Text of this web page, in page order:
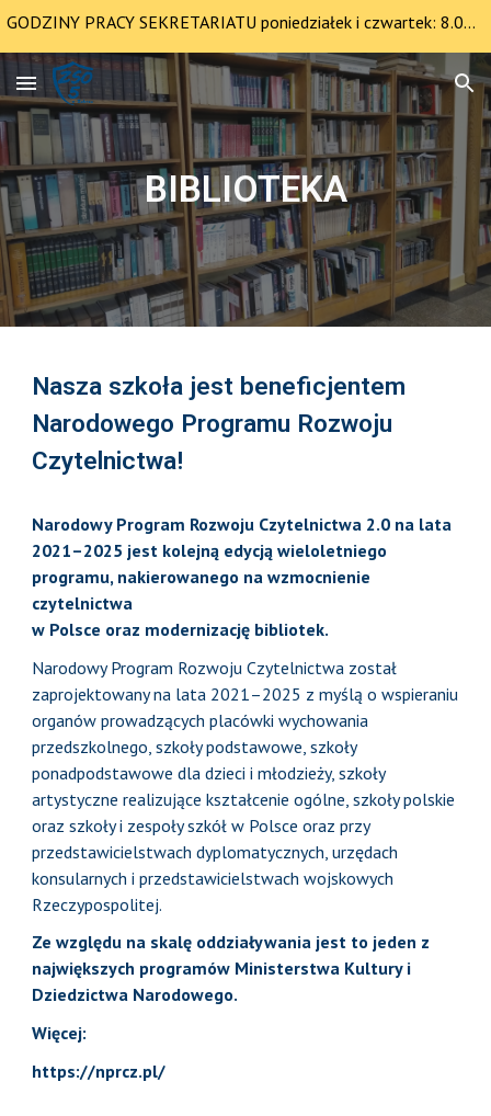
GODZINY PRACY SEKRETARIATU poniedziałek i czwartek: 8.00-12.30 pozostałe dni 8.00-14.00
BIBLIOTEKA
Nasza szkoła jest beneficjentem
Narodowego Programu Rozwoju
Czytelnictwa!
Narodowy Program Rozwoju Czytelnictwa 2.0 na lata
2021–2025 jest kolejną edycją wieloletniego
programu, nakierowanego na wzmocnienie
czytelnictwa
w Polsce oraz modernizację bibliotek.
Narodowy Program Rozwoju Czytelnictwa został
zaprojektowany na lata 2021–2025 z myślą o wspieraniu
organów prowadzących placówki wychowania
przedszkolnego, szkoły podstawowe, szkoły
ponadpodstawowe dla dzieci i młodzieży, szkoły
artystyczne realizujące kształcenie ogólne, szkoły polskie
oraz szkoły i zespoły szkół w Polsce oraz przy
przedstawicielstwach dyplomatycznych, urzędach
konsularnych i przedstawicielstwach wojskowych
Rzeczypospolitej.
Ze względu na skalę oddziaływania jest to jeden z
największych programów Ministerstwa Kultury i
Dziedzictwa Narodowego.
Więcej:
https://nprcz.pl/